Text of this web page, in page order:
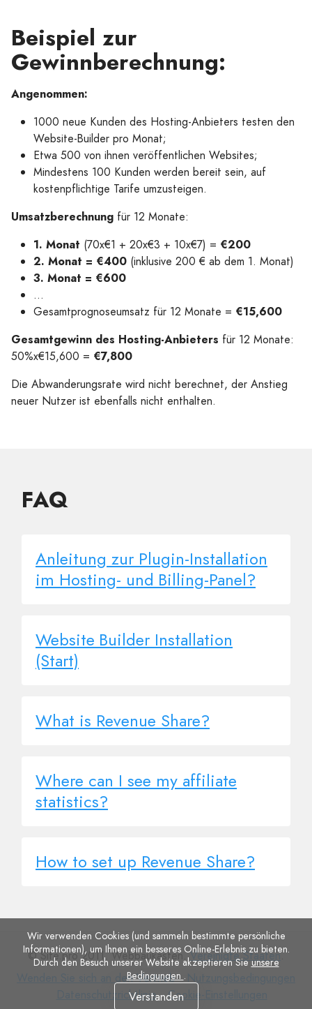
Beispiel zur
Gewinnberechnung:
Angenommen:
1000 neue Kunden des Hosting-Anbieters testen den
Website-Builder pro Monat;
Etwa 500 von ihnen veröffentlichen Websites;
Mindestens 100 Kunden werden bereit sein, auf
kostenpflichtige Tarife umzusteigen.
Umsatzberechnung für 12 Monate:
1. Monat (70x€1 + 20x€3 + 10x€7) = €200
2. Monat = €400 (inklusive 200 € ab dem 1. Monat)
3. Monat = €600
...
Gesamtprognoseumsatz für 12 Monate = €15,600
Gesamtgewinn des Hosting-Anbieters für 12 Monate:
50%x€15,600 = €7,800
Die Abwanderungsrate wird nicht berechnet, der Anstieg
neuer Nutzer ist ebenfalls nicht enthalten.
FAQ
Anleitung zur Plugin-Installation
im Hosting- und Billing-Panel?
Website Builder Installation
(Start)
What is Revenue Share?
Where can I see my affiliate
statistics?
How to set up Revenue Share?
© Site.pro 2011. Webbaukasten.Vereinigte Staaten.
Wenden Sie sich an den Vertrieb
Datenschutzrichtlinie
Datenschutzrichtlinie
Cookie-
Cookie-Einstellungen
Wir verwenden Cookies (und sammeln bestimmte persönliche
Informationen), um Ihnen ein besseres Online-Erlebnis zu bieten.
Durch den Besuch unserer Website akzeptieren Sie unsere
Bedingungen .
Verstanden